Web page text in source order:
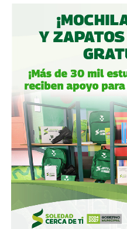
Fintech compró primero
garantizaban el control de
concretó una oferta pública
alcanzó el 30.1% de
para mantener el control
francesa Vinci Airports en
y jul. 2021; Folleto
de Valores, may. 2021).
Si bien todos estos
ocasiones (en 2017
el ahora cancelado
se otorgó la concesión
Realito, ni Slim ni
Televisa tenían sus
lo que se podría decir que